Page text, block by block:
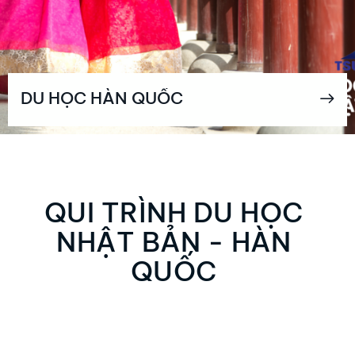
DU HỌC HÀN QUỐC
QUI TRÌNH DU HỌC
NHẬT BẢN - HÀN
QUỐC